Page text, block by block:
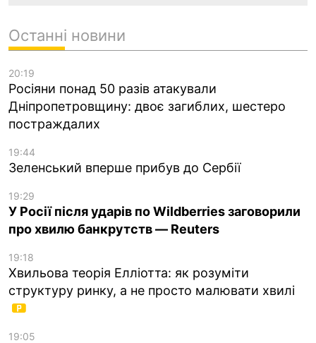
Останні новини
20:19
Росіяни понад 50 разів атакували
Дніпропетровщину: двоє загиблих, шестеро
постраждалих
19:44
Зеленський вперше прибув до Сербії
19:29
У Росії після ударів по Wildberries заговорили
про хвилю банкрутств — Reuters
19:18
Хвильова теорія Елліотта: як розуміти
структуру ринку, а не просто малювати хвилі
19:05